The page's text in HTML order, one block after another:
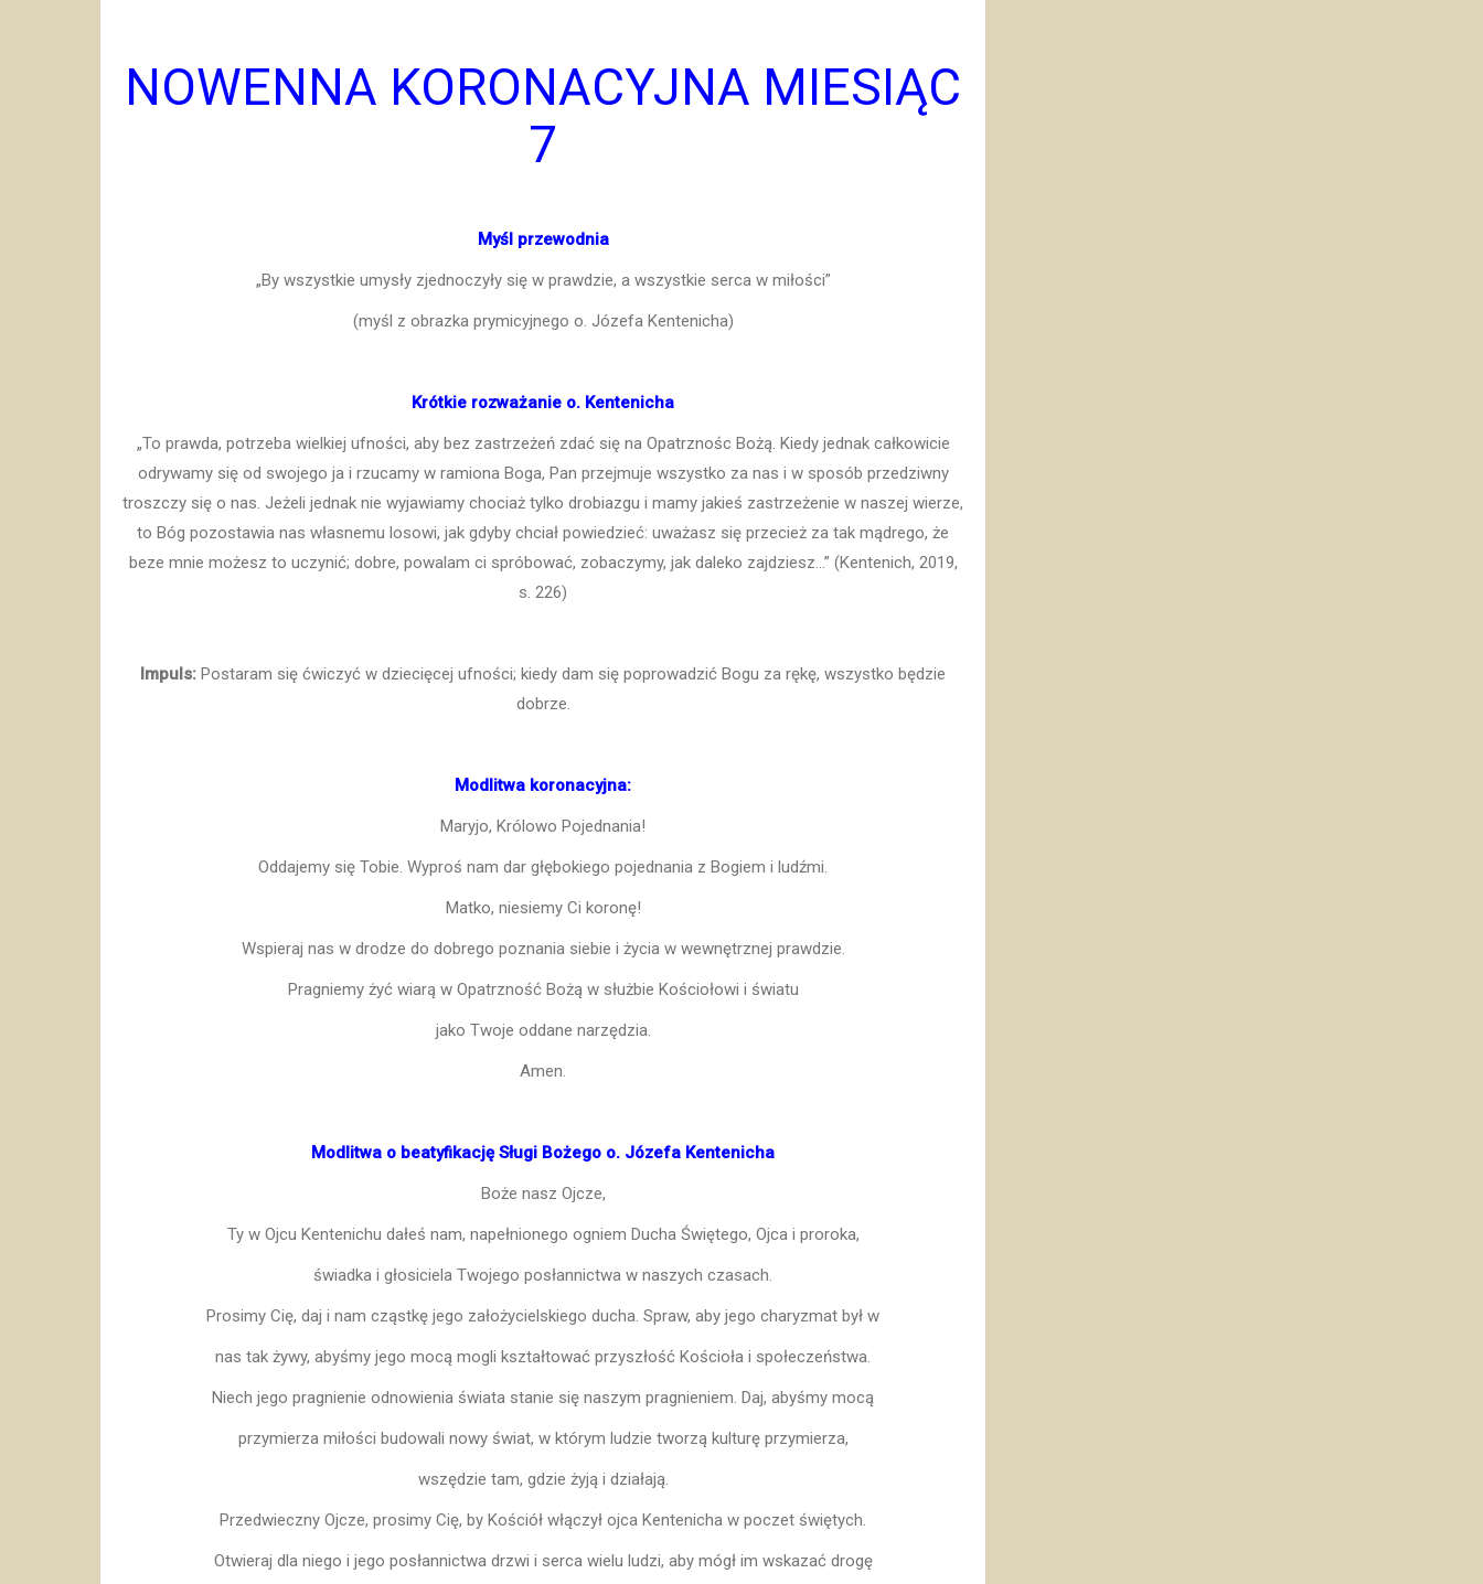
NOWENNA KORONACYJNA MIESIĄC
7
Myśl przewodnia
„By wszystkie umysły zjednoczyły się w prawdzie, a wszystkie serca w miłości”
(myśl z obrazka prymicyjnego o. Józefa Kentenicha)
Krótkie rozważanie o. Kentenicha
„To prawda, potrzeba wielkiej ufności, aby bez zastrzeżeń zdać się na Opatrznośc Bożą. Kiedy jednak całkowicie
odrywamy się od swojego ja i rzucamy w ramiona Boga, Pan przejmuje wszystko za nas i w sposób przedziwny
troszczy się o nas. Jeżeli jednak nie wyjawiamy chociaż tylko drobiazgu i mamy jakieś zastrzeżenie w naszej wierze,
to Bóg pozostawia nas własnemu losowi, jak gdyby chciał powiedzieć: uważasz się przecież za tak mądrego, że
beze mnie możesz to uczynić; dobre, powalam ci spróbować, zobaczymy, jak daleko zajdziesz…” (Kentenich, 2019,
s. 226)
Impuls: Postaram się ćwiczyć w dziecięcej ufności; kiedy dam się poprowadzić Bogu za rękę, wszystko będzie
dobrze.
Modlitwa koronacyjna:
Maryjo, Królowo Pojednania!
Oddajemy się Tobie. Wyproś nam dar głębokiego pojednania z Bogiem i ludźmi.
Matko, niesiemy Ci koronę!
Wspieraj nas w drodze do dobrego poznania siebie i życia w wewnętrznej prawdzie.
Pragniemy żyć wiarą w Opatrzność Bożą w służbie Kościołowi i światu
jako Twoje oddane narzędzia.
Amen.
Modlitwa o beatyfikację Sługi Bożego o. Józefa Kentenicha
Boże nasz Ojcze,
Ty w Ojcu Kentenichu dałeś nam, napełnionego ogniem Ducha Świętego, Ojca i proroka,
świadka i głosiciela Twojego posłannictwa w naszych czasach.
Prosimy Cię, daj i nam cząstkę jego założycielskiego ducha. Spraw, aby jego charyzmat był w
nas tak żywy, abyśmy jego mocą mogli kształtować przyszłość Kościoła i społeczeństwa.
Niech jego pragnienie odnowienia świata stanie się naszym pragnieniem. Daj, abyśmy mocą
przymierza miłości budowali nowy świat, w którym ludzie tworzą kulturę przymierza,
wszędzie tam, gdzie żyją i działają.
Przedwieczny Ojcze, prosimy Cię, by Kościół włączył ojca Kentenicha w poczet świętych.
Otwieraj dla niego i jego posłannictwa drzwi i serca wielu ludzi, aby mógł im wskazać drogę